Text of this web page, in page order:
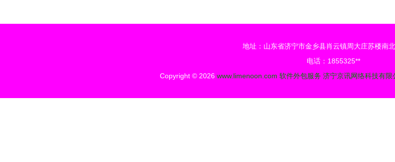
地址：山东省济宁市金乡县肖云镇周大庄苏楼南
电话：1855325**
Copyright © 2026 www.limenoon.com 软件外包服务 济宁京讯网络科技有限